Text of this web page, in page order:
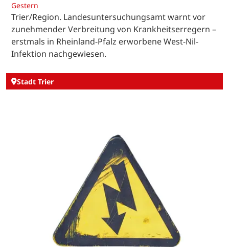
Gestern
Trier/Region. Landesuntersuchungsamt warnt vor
zunehmender Verbreitung von Krankheitserregern –
erstmals in Rheinland-Pfalz erworbene West-Nil-
Infektion nachgewiesen.
Stadt Trier